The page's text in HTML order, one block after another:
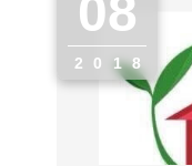
08
2018
" alt="">